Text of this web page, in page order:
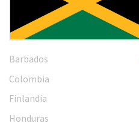
Barbados
Colombia
Finlandia
Honduras